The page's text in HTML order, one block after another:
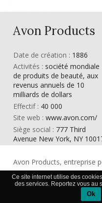
Avon Products
Date de création : 1886
Activités : société mondiale
de produits de beauté, aux
revenus annuels de 10
milliards de dollars
Effectif : 40 000
Site web : www.avon.com/
Siège social : 777 Third
Avenue New York, NY
Avon Products, entreprise
mondiale de produits de
s’élèvent à 10 milliards de
Connus comme l’un des
Ce site internet utilise des
des services. Reportez vous au
Ok